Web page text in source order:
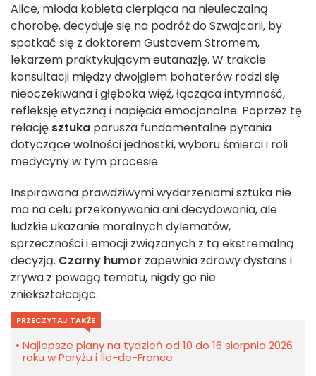
Alice, młoda kobieta cierpiąca na nieuleczalną
chorobę, decyduje się na podróż do Szwajcarii, by
spotkać się z doktorem Gustavem Stromem,
lekarzem praktykującym eutanazję. W trakcie
konsultacji między dwojgiem bohaterów rodzi się
nieoczekiwana i głęboka więź, łącząca intymność,
refleksję etyczną i napięcia emocjonalne. Poprzez tę
relację sztuka porusza fundamentalne pytania
dotyczące wolności jednostki, wyboru śmierci i roli
medycyny w tym procesie.
Inspirowana prawdziwymi wydarzeniami sztuka nie
ma na celu przekonywania ani decydowania, ale
ludzkie ukazanie moralnych dylematów,
sprzeczności i emocji związanych z tą ekstremalną
decyzją. Czarny humor zapewnia zdrowy dystans i
zrywa z powagą tematu, nigdy go nie
zniekształcając.
PRZECZYTAJ TAKŻE
Najlepsze plany na tydzień od 10 do 16 sierpnia 2026
roku w Paryżu i Île-de-France